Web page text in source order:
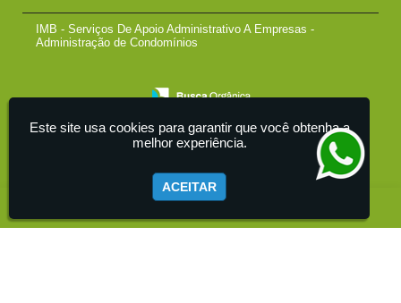
IMB - Serviços De Apoio Administrativo A Empresas -
Administração de Condomínios
Este site usa cookies para garantir que você obtenha a
melhor experiência.
ACEITAR